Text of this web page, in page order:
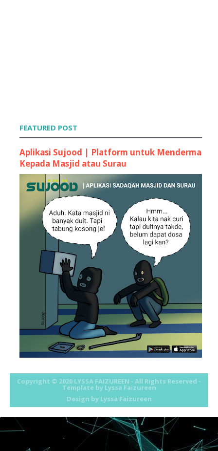
FEATURED POST
Aplikasi Sujood | Platform untuk Menderma
Kepada Masjid atau Surau
Copyright © 2020 LYSSA FAIZUREEN - All Rights Reserved -
Template by Lyssa Faizureen
Design by Lyssa Faizureen